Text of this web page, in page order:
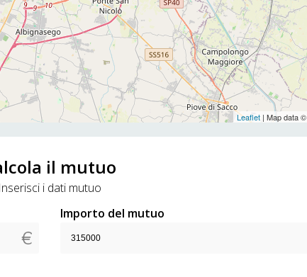
Leaflet| Map data ©
il mutuo
Inserisci i dati mutuo
Importo del mutuo